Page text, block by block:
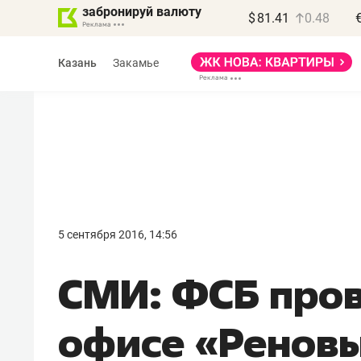
забронируй валюту $ 81.41 0.48
Казань Закамье
5 сентября 2016, 14:56
СМИ: ФСБ
офисе
правил, бизнес может
потерять минимум
полгода»